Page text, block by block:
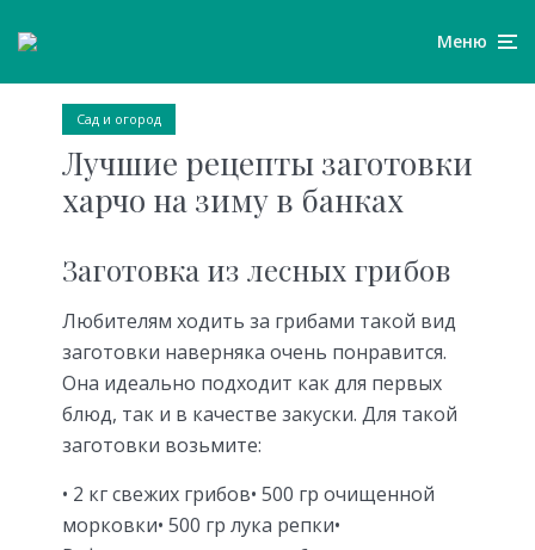
Меню
Сад и огород
Лучшие рецепты заготовки
харчо на зиму в банках
Заготовка из лесных грибов
Любителям ходить за грибами такой вид
заготовки наверняка очень понравится.
Она идеально подходит как для первых
блюд, так и в качестве закуски. Для такой
заготовки возьмите:
• 2 кг свежих грибов• 500 гр очищенной
морковки• 500 гр лука репки•